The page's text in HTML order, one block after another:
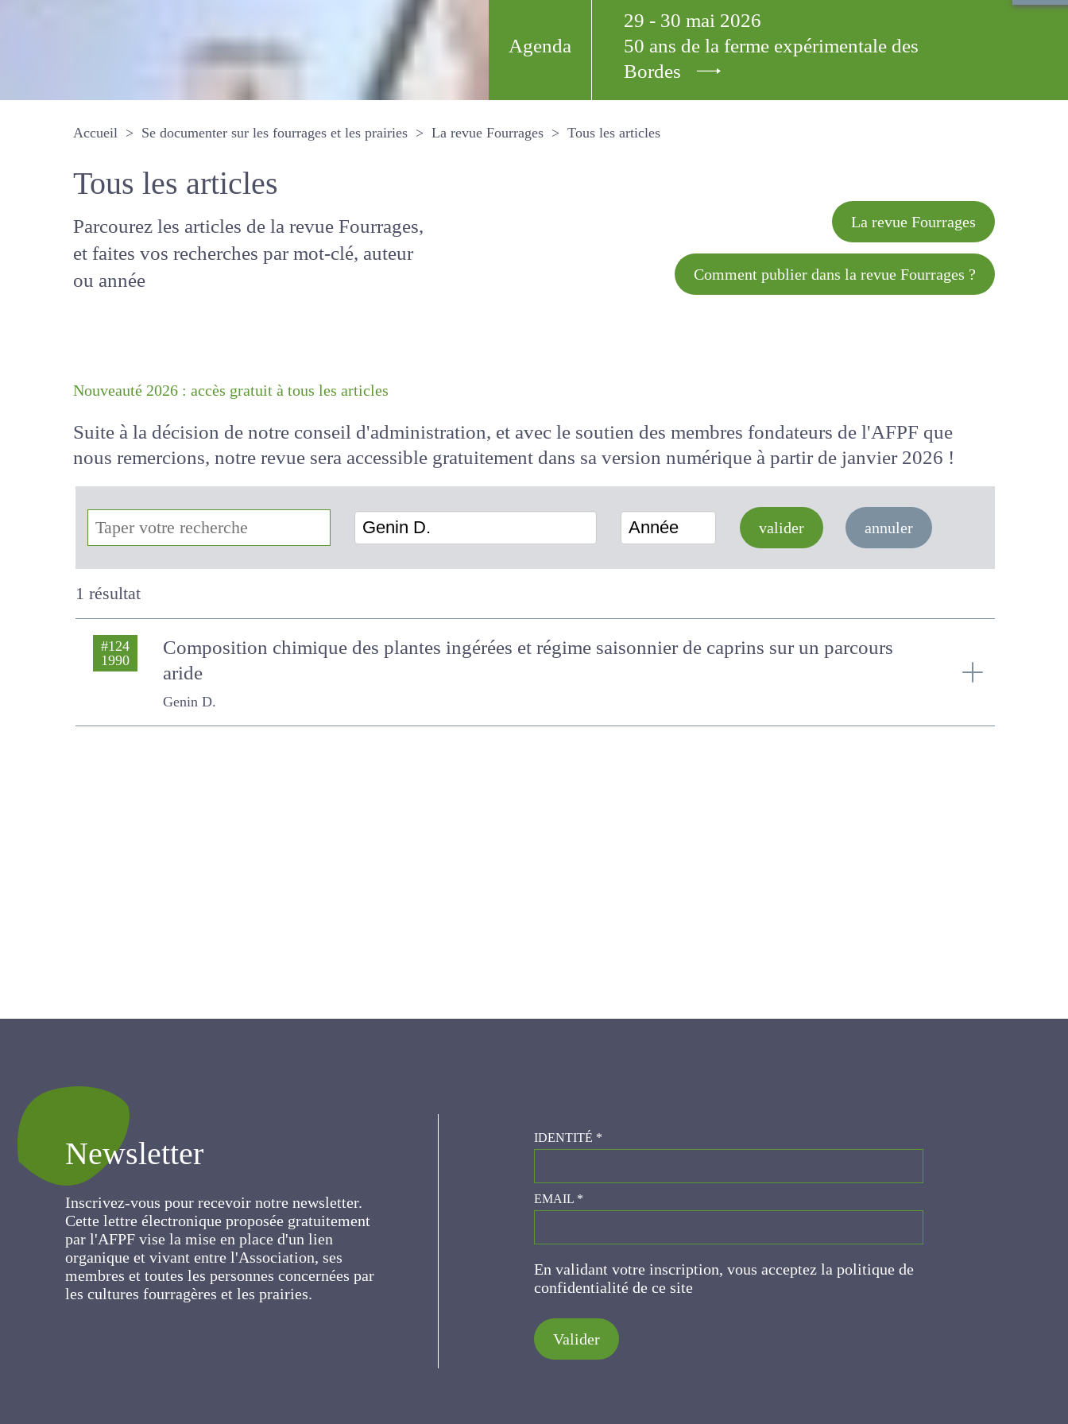
Agenda
29 - 30 mai 2026
50 ans de la ferme expérimentale des
Bordes
Accueil Se documenter sur les fourrages et les prairies La revue Fourrages Tous les articles
Tous les articles
Parcourez les articles de la revue
Fourrages, et faites vos recherches par
mot-clé, auteur ou année
La revue Fourrages
Comment publier dans la revue Fourrages ?
Suite à la décision de notre conseil d'administration, et avec le soutien des membres fondateurs de l'AFPF que
nous remercions, notre revue sera accessiblegratuitementdans sa version numériqueà partir de janvier 2026
!
Genin D. Année valider annuler
1 résultat
#124
1990
Composition chimique des plantes ingérées et régime saisonnier de caprins sur un
parcours aride
Genin D.
Newsletter
Inscrivez-vous pour recevoir notre newsletter.
Cette lettre électronique proposée
gratuitement par l'AFPF vise la mise en place
d'un lien organique et vivant entre
l'Association, ses membres et toutes les
personnes concernées par les cultures
fourragères et les prairies.
IDENTITÉ*
EMAIL*
En validant votre inscription, vous acceptez la politique
de confidentialité de ce site
Valider